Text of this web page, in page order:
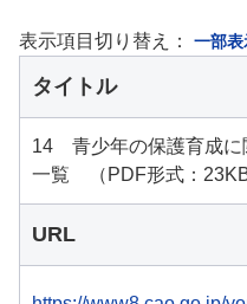
表示項目切り替え： 一部表
タイトル
14 青少年の保護育成に
一覧 （PDF形式：23KB
URL